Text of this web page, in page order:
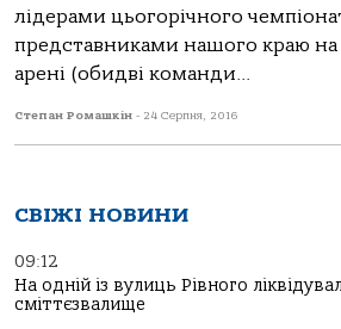
лідерами цьогорічного
представниками нашого краю на
арені (обидві команди...
Степан Ромашкін - 24 Серпня, 2016
СВІЖІ НОВИНИ
09:12
На одній із вулиць Рівного
сміттєзвалище